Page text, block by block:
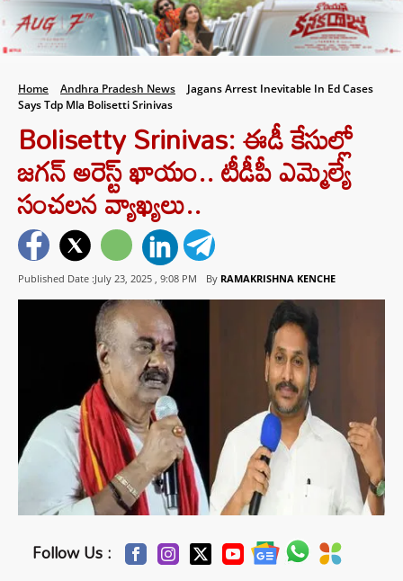
Home Andhra Pradesh News
Jagans Arrest Inevitable In Ed Cases
Says Tdp Mla Bolisetti Srinivas
Bolisetty Srinivas: ఈడీ కేసుల్లో
జగన్ అరెస్ట్ ఖాయం.. టీడీపీ ఎమ్మెల్యే
సంచలన వ్యాఖ్యలు..
Published Date :July 23, 2025 , 9:08 PM By RAMAKRISHNA KENCHE
Follow Us :